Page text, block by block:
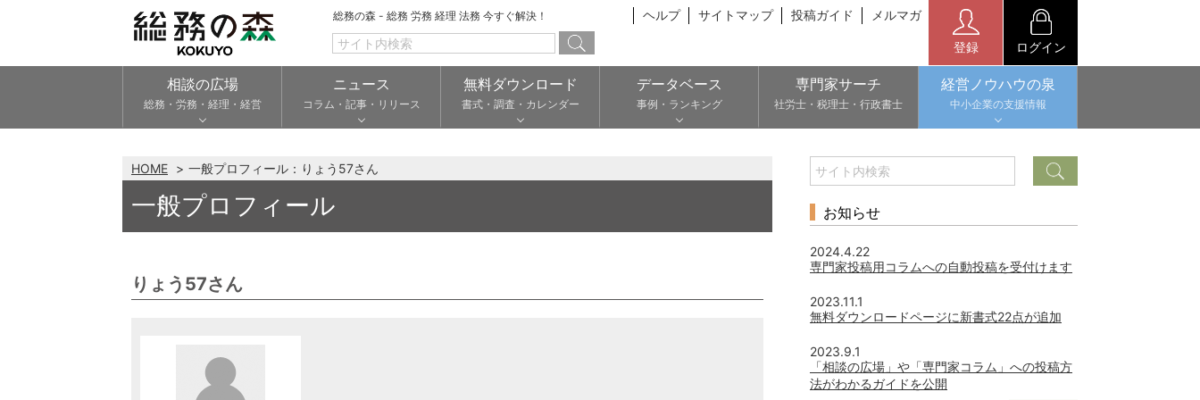
総務の森 - 総務 労務 経理 法務 今すぐ解決！ ヘルプ サイトマップ 投稿ガイド メルマガ
登録 ログイン
相談の広場
総務・労務・経理・経営
ニュース
コラム・記事・リリース
無料ダウンロード
書式・調査・カレンダー
データベース
事例・ランキング
専門家サーチ
社労士・税理士・行政書士
経営ノウハウの泉
中小企業の支援情報
HOME 一般プロフィール：りょう57さん
一般プロフィール
りょう57さん
お知らせ
2024.4.22
専門家投稿用コラムへの自動投稿を受付けます
2023.11.1
無料ダウンロードページに新書式22点が追加
2023.9.1
「相談の広場」や「専門家コラム」への投稿方
法がわかるガイドを公開